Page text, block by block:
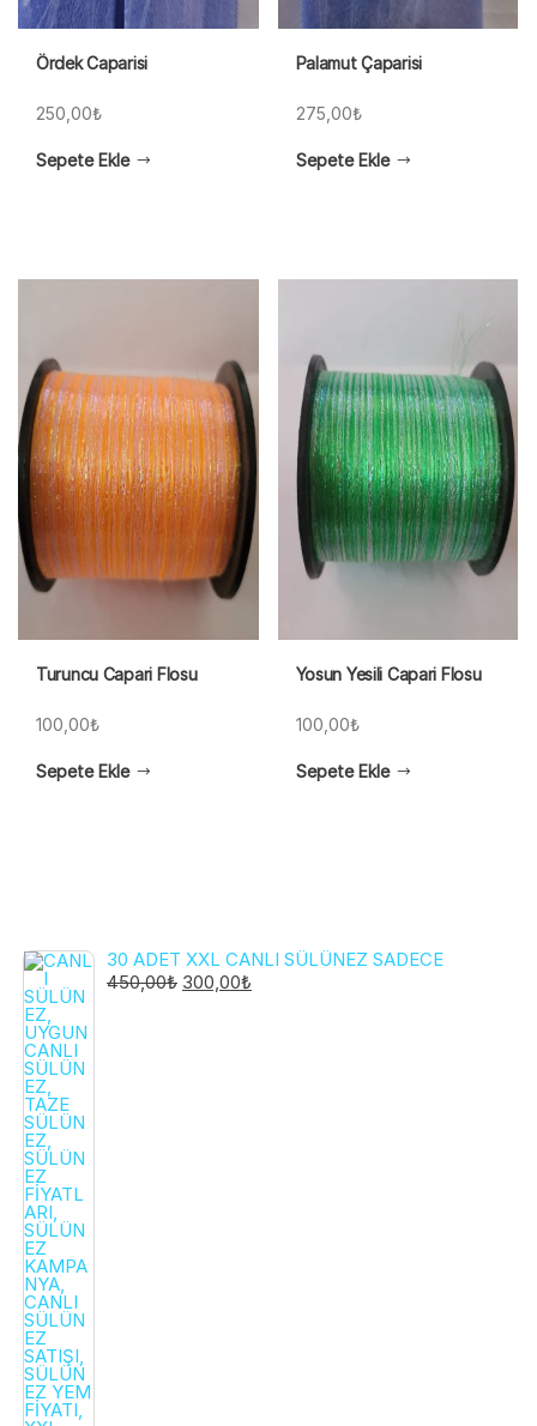
Ördek Caparisi
250,00₺
Sepete Ekle
Palamut Çaparisi
275,00₺
Sepete Ekle
Turuncu Capari Flosu
100,00₺
Sepete Ekle
Yosun Yesili Capari Flosu
100,00₺
Sepete Ekle
30 ADET XXL CANLI SÜLÜNEZ SADECE
450,00₺ ORIJINAL
300,00₺